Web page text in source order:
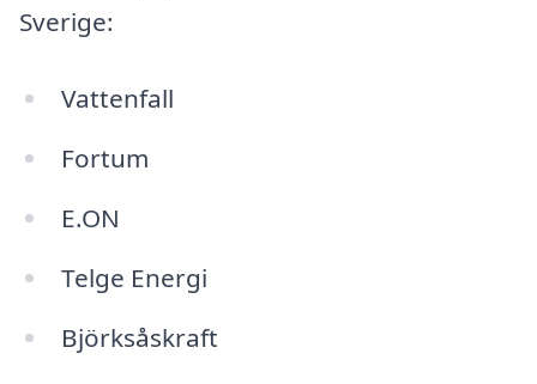
Sverige:
Vattenfall
Fortum
E.ON
Telge Energi
Björksåskraft